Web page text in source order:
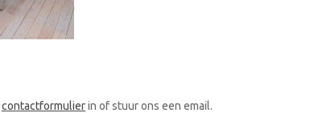
contactformulierin of stuur ons een email.